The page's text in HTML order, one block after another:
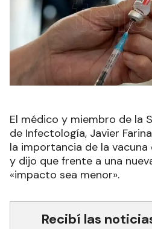
El médico y miembro de la
de Infectología, Javier
la importancia de la
y dijo que frente a una
«impacto sea menor».
Recibí las